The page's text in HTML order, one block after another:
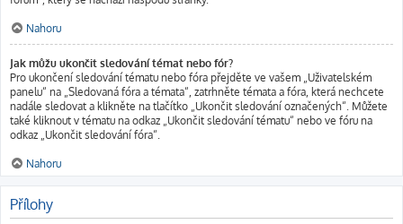
Nahoru
Jak můžu ukončit sledování témat nebo fór?
Pro ukončení sledování tématu nebo fóra přejděte ve vašem „Uživatelském
panelu“ na „Sledovaná fóra a témata“, zatrhněte témata a fóra, která nechcete
nadále sledovat a klikněte na tlačítko „Ukončit sledování označených“. Můžete
také kliknout v tématu na odkaz „Ukončit sledování tématu“ nebo ve fóru na
odkaz „Ukončit sledování fóra“.
Nahoru
Přílohy